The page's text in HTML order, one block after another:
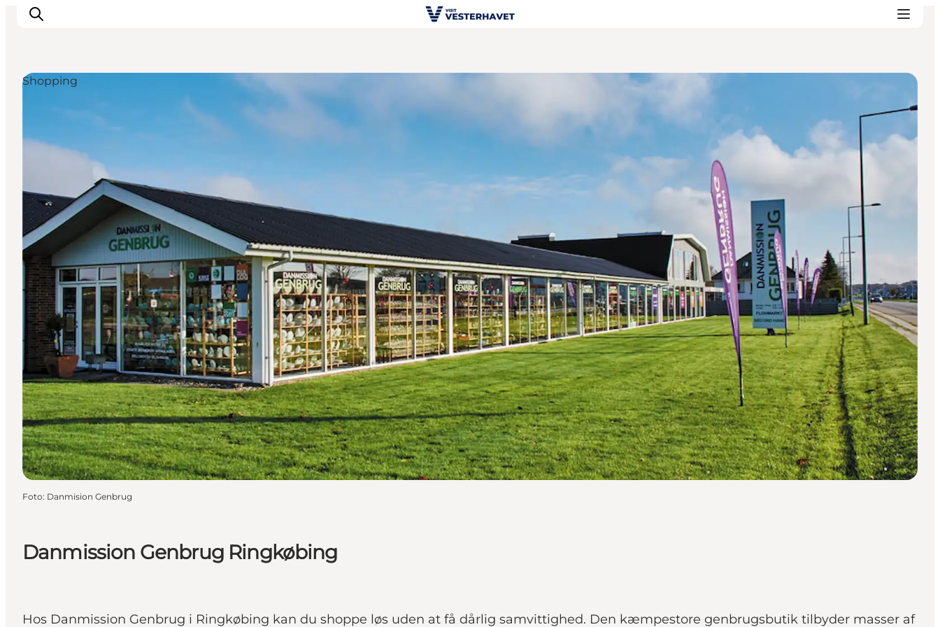
Oplevelser
Vores Byer
Mad & Overnatning
Køb billet
Planlæg din ferie
Danmission Genbrug Ringkøbing
Hos Danmission Genbrug i Ringkøbing kan du shoppe løs uden at få dårlig samvittighed. Den kæmpestore genbrugsbutik tilbyder masser af
Shopping
Foto: Danmision Genbrug